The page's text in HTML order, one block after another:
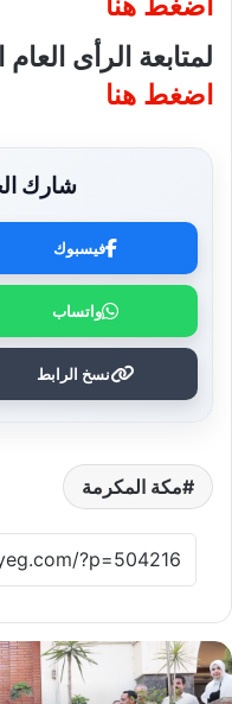
لمتابعة الرأى
اضغط هنا
شارك
فيسبوك
واتساب
نسخ الرابط
مكة المكرمة